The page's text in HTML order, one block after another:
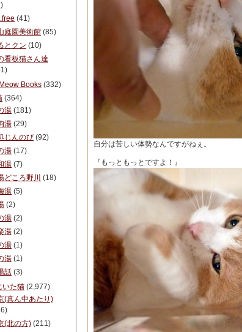
自分は苦しい体勢なんですがねぇ。
『もっともっとですよ！』
(41)
庭園美術館 (85)
とクン (10)
看板猫さん達
Books (332)
(364)
湯 (181)
湯 (29)
じんのび (92)
湯 (17)
湯 (7)
どころ野川 (18)
湯 (5)
(2)
湯 (2)
湯 (2)
湯 (1)
湯 (1)
話 (3)
いた猫 (2,977)
(真ん中あたり)
(北の方) (211)